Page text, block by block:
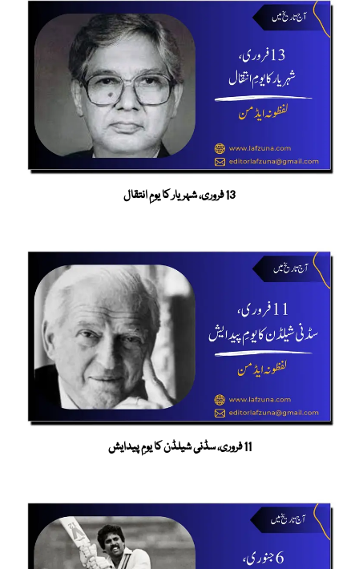
13 فروری، شہریار کا یومِ انتقال
11 فروری، سڈنی شیلڈن کا یومِ پیدایش